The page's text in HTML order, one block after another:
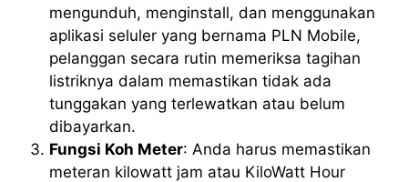
mengunduh, menginstall, dan menggunakan
aplikasi seluler yang bernama PLN Mobile,
pelanggan secara rutin memeriksa tagihan
listriknya dalam memastikan tidak ada
tunggakan yang terlewatkan atau belum
dibayarkan.
Fungsi Koh Meter: Anda harus memastikan
meteran kilowatt jam atau KiloWatt Hour